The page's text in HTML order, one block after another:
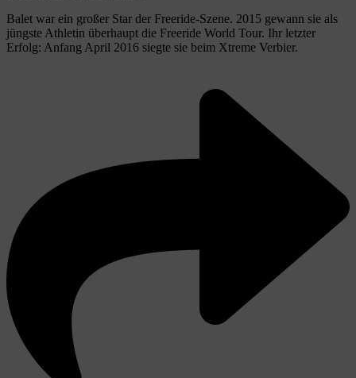
Balet war ein großer Star der Freeride-Szene. 2015 gewann sie als
jüngste Athletin überhaupt die Freeride World Tour. Ihr letzter
Erfolg: Anfang April 2016 siegte sie beim Xtreme Verbier.